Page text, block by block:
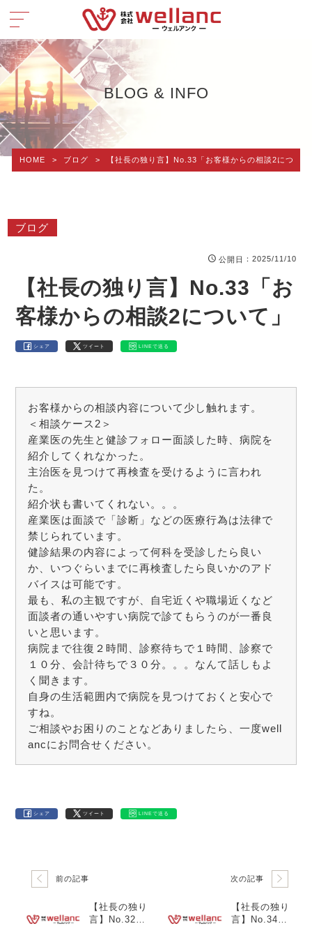
BLOG & INFO
HOME > ブログ > 【社長の独り言】No.33「お客様からの相談2につい
ブログ
公開日 ：2025/11/10
【社長の独り言】No.33「お
客様からの相談2について」
シェア ツイート LINEで送る
お客様からの相談内容について少し触れます。
＜相談ケース2＞
産業医の先生と健診フォロー面談した時、病院を
紹介してくれなかった。
主治医を見つけて再検査を受けるように言われ
た。
紹介状も書いてくれない。。。
産業医は面談で「診断」などの医療行為は法律で
禁じられています。
健診結果の内容によって何科を受診したら良い
か、いつぐらいまでに再検査したら良いかのアド
バイスは可能です。
最も、私の主観ですが、自宅近くや職場近くなど
面談者の通いやすい病院で診てもらうのが一番良
いと思います。
病院まで往復２時間、診察待ちで１時間、診察で
１０分、会計待ちで３０分。。。なんて話しもよ
く聞きます。
自身の生活範囲内で病院を見つけておくと安心で
すね。
ご相談やお困りのことなどありましたら、一度well
ancにお問合せください。
シェア ツイート LINEで送る
前の記事
【社長の独り
言】No.32
次の記事
【社長の独り
言】No.34